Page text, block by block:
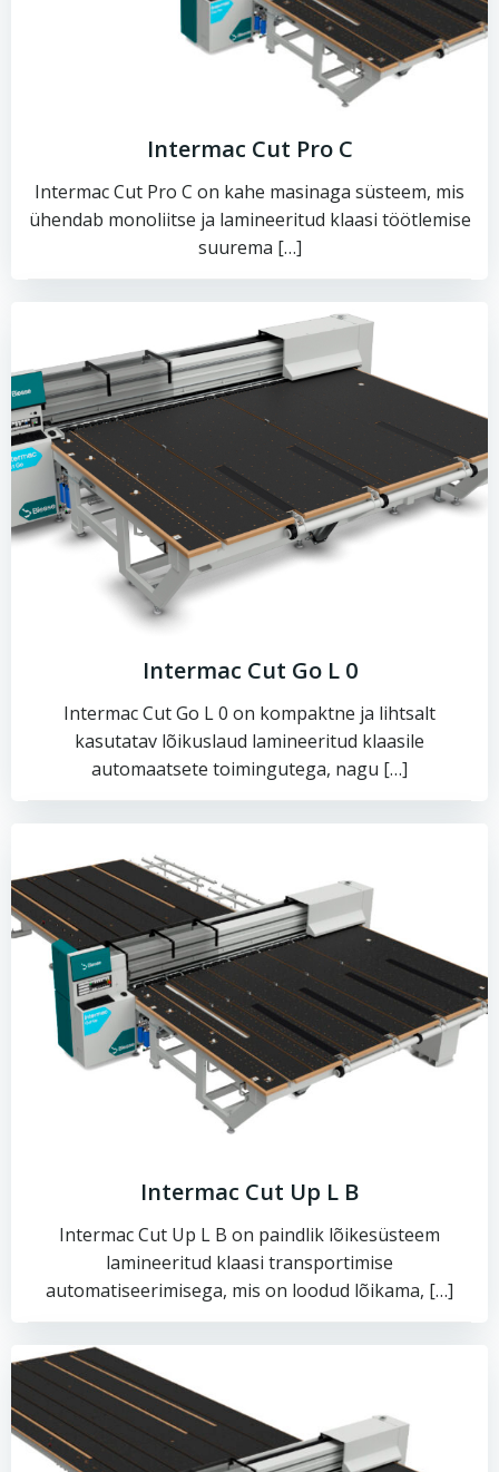
Intermac Cut Pro C
Intermac Cut Pro C on kahe masinaga süsteem, mis
ühendab monoliitse ja lamineeritud klaasi töötlemise
suurema […]
Intermac Cut Go L 0
Intermac Cut Go L 0 on kompaktne ja lihtsalt
kasutatav lõikuslaud lamineeritud klaasile
automaatsete toimingutega, nagu […]
Intermac Cut Up L B
Intermac Cut Up L B on paindlik lõikesüsteem
lamineeritud klaasi transportimise
automatiseerimisega, mis on loodud lõikama, […]